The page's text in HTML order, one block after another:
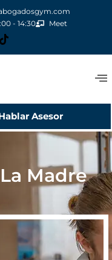
- 14:30
Meet
Asesor
Madre